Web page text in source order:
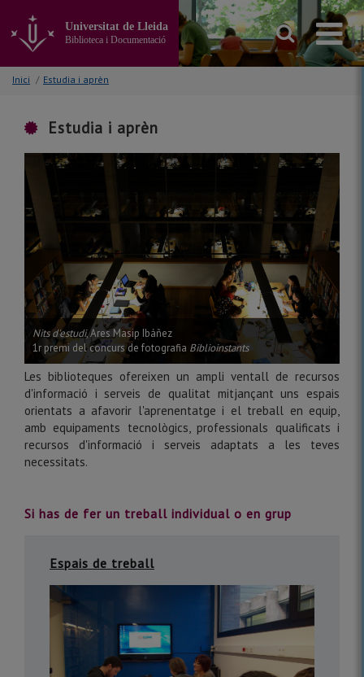
contingut
principal
Universitat de Lleida
Biblioteca i Documentació
Inici / Estudia i aprèn
Estudia i aprèn
Nits d'estudi, Ares Masip Ibáñez
1r premi del concurs de fotografia Biblioinstants
Les biblioteques ofereixen un ampli ventall de recursos
d'informació i serveis de qualitat mitjançant uns espais
orientats a afavorir l'aprenentatge i el treball en equip,
amb equipaments tecnològics, professionals qualificats i
recursos d'informació i serveis adaptats a les teves
necessitats.
Si has de fer un treball individual o en grup
Espais de treball